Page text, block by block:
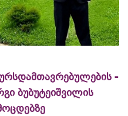
-
ბუბუტეიშვილის